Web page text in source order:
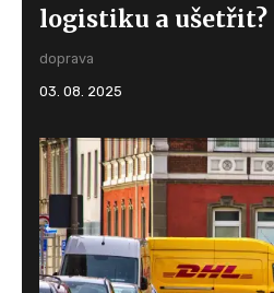
logistiku a ušetřit?
doprava
03. 08. 2025